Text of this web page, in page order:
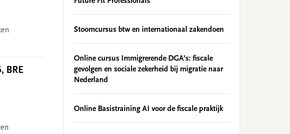
BRE
Stoomcursus btw en internationaal zakendoen
Online cursus Immigrerende DGA’s: fiscale
gevolgen en sociale zekerheid bij migratie naar
Nederland
Online Basistraining AI voor de fiscale praktijk